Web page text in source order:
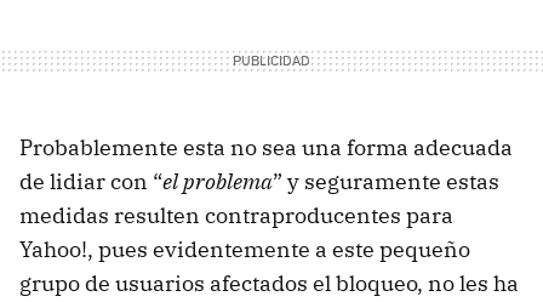
Probablemente esta no sea una forma adecuada
de lidiar con “el problema” y seguramente estas
medidas resulten contraproducentes para
Yahoo!, pues evidentemente a este pequeño
grupo de usuarios afectados el bloqueo, no les ha